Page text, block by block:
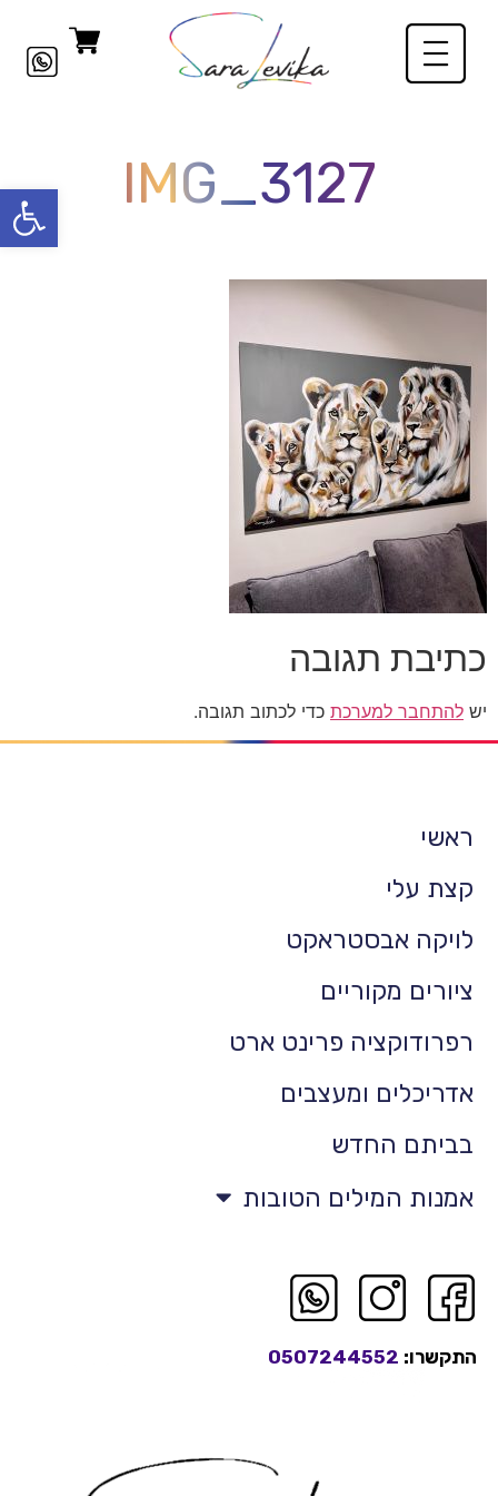
פתח IMG_3127
כתיבת תגובה
יש להתחבר למערכת כדי לכתוב תגובה.
ראשי
קצת עלי
לויקה אבסטראקט
ציורים מקוריים
רפרודוקציה פרינט ארט
אדריכלים ומעצבים
בביתם החדש
אמנות המילים הטובות
התקשרו: 0507244552